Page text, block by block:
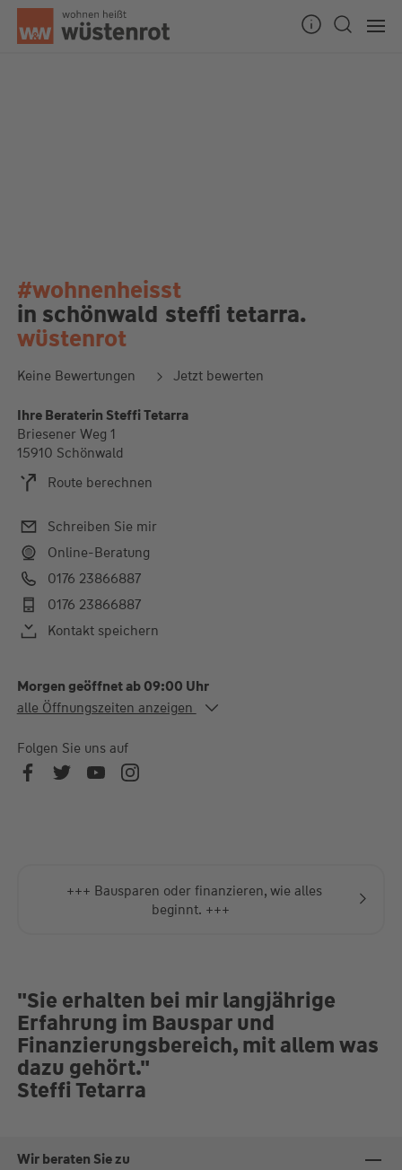
#wohnenheisst
in schönwald steffi tetarra.
wüstenrot
Keine Bewertungen Jetzt bewerten
Ihre Beraterin Steffi Tetarra
Briesener Weg 1
15910 Schönwald
Route berechnen
Schreiben Sie mir
Online-Beratung
0176 23866887
0176 23866887
Kontakt speichern
Morgen geöffnet ab 09:00 Uhr
Alle Öffnungszeiten
Mi.
Do.
Fr.
alle Öffnungszeiten anzeigen
Folgen Sie uns auf
+++ Bausparen oder finanzieren, wie alles
beginnt. +++
"Sie erhalten bei mir langjährige
Erfahrung im Bauspar und
Finanzierungsbereich, mit allem was
dazu gehört."
Steffi Tetarra
Wir beraten Sie zu